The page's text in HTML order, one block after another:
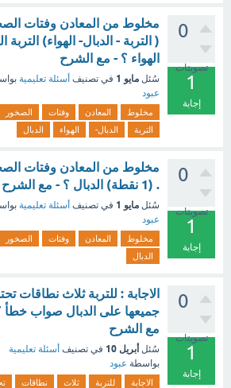
0
تصويتات
1
إجابة
مخلوط من المعادن وفتات
( التربة - الدبال- الهواء) التربة
الهواء ؟ - مع الشرح
سُئل مايو 1 في تصنيف أسئلة تعليمية
عبود
مخلوط المعادن وفتات
الصخور
التربة
الدبال- الهواء الدبال
0
تصويتات
1
إجابة
مخلوط من المعادن وفتات
. (1 نقطة) الدبال ؟ - مع الشرح
سُئل مايو 1 في تصنيف أسئلة تعليمية
عبود
مخلوط المعادن وفتات
الصخور
الدبال
0
تصويتات
1
إجابة
الاجابة : للتربة ثلاث نطاقات
جميعها على الدبال صواب خطأ
مع الشرح
سُئل أبريل 10 في تصنيف أسئلة تعليمية
بواسطة عبود
الاجابة للتربة ثلاث نطاقات